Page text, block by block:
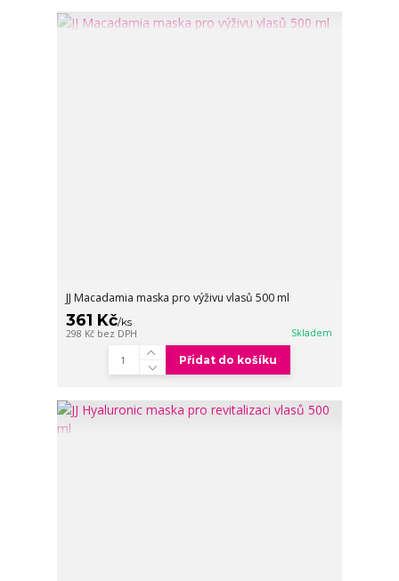
JJ Macadamia maska pro výživu vlasů 500 ml
361 Kč/ks
298 Kč bez DPH Skladem
Přidat do košíku